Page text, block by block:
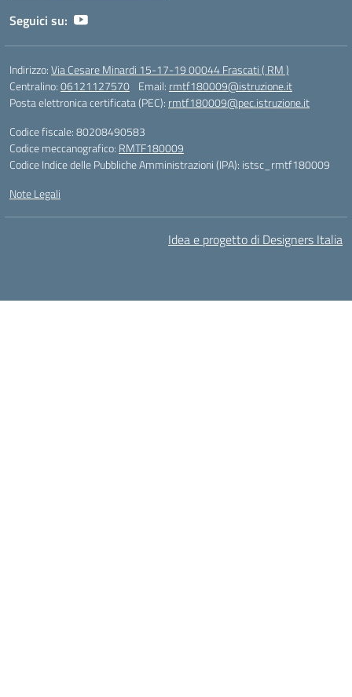
Seguici su:
Indirizzo:Via Cesare Minardi 15-17-19 00044 Frascati ( RM )
Centralino:06121127570 Email: rmtf180009@istruzione.it
Posta elettronica certificata (PEC): rmtf180009@pec.istruzione.it
Codice fiscale: 80208490583
Codice meccanografico: RMTF180009
Codice Indice delle Pubbliche Amministrazioni (IPA): istsc_rmtf180009
Note Legali
Idea e progetto di Designers Italia